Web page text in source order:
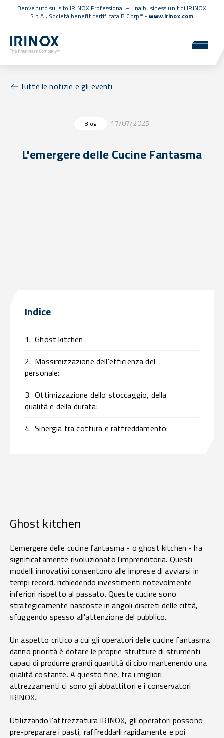
Benvenuto sul sito IRINOX Professional – una business unit di IRINOX
S.p.A., Società benefit certificata B Corp™ -www.irinox.com
Tutte le notizie e gli eventi
Blog 17/07/2025
L'emergere delle Cucine Fantasma
Indice
1. Ghost kitchen
2. Massimizzazione dell'efficienza del
personale:
3. Ottimizzazione dello stoccaggio, della
qualità e della durata:
4. Sinergia tra cottura e raffreddamento:
Ghost kitchen
L'emergere delle cucine fantasma - o ghost kitchen - ha
significatamente rivoluzionato l'imprenditoria. Questi
modelli innovativi consentono alle imprese di avviarsi in
tempi record, richiedendo investimenti notevolmente
inferiori rispetto al passato. Queste cucine sono
strategicamente nascoste in angoli discreti delle città,
sfuggendo spesso all'attenzione del pubblico.
Un aspetto critico a cui gli operatori delle cucine fantasma
danno priorità è dotare le proprie strutture di strumenti
capaci di produrre grandi quantità di cibo mantenendo una
qualità costante. A questo fine, tra i migliori
attrezzamenti ci sono gli abbattitori e i conservatori
IRINOX.
Utilizzando l'attrezzatura IRINOX, gli operatori possono
pre-preparare i pasti, raffreddarli rapidamente e poi